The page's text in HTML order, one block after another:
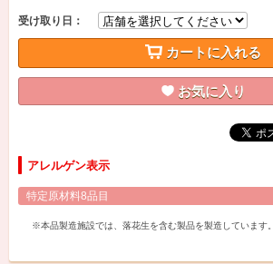
受け取り日：
カートに入れる
お気に入り
アレルゲン表示
特定原材料8品目
※本品製造施設では、落花生を含む製品を製造しています。